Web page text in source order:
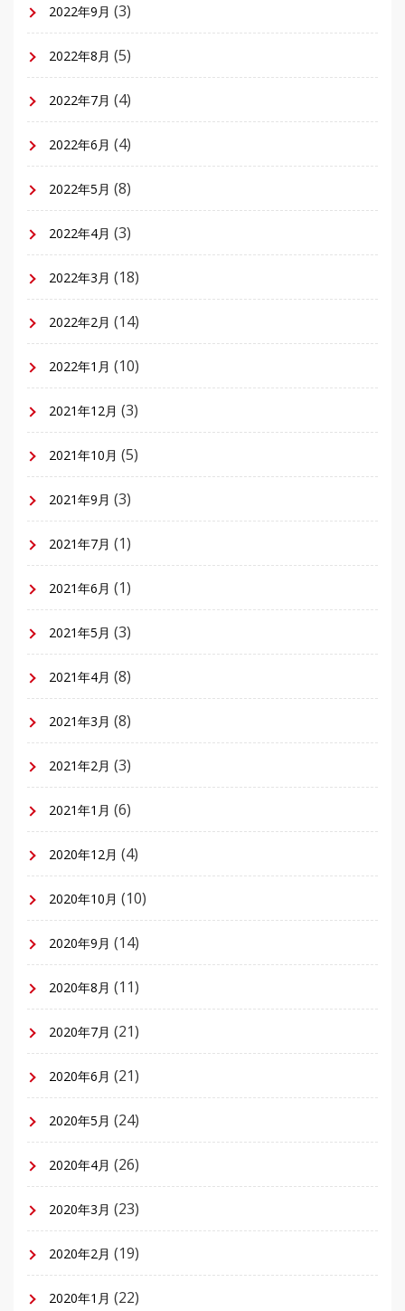
2022年9月 (3)
2022年8月 (5)
2022年7月 (4)
2022年6月 (4)
2022年5月 (8)
2022年4月 (3)
2022年3月 (18)
2022年2月 (14)
2022年1月 (10)
2021年12月 (3)
2021年10月 (5)
2021年9月 (3)
2021年7月 (1)
2021年6月 (1)
2021年5月 (3)
2021年4月 (8)
2021年3月 (8)
2021年2月 (3)
2021年1月 (6)
2020年12月 (4)
2020年10月 (10)
2020年9月 (14)
2020年8月 (11)
2020年7月 (21)
2020年6月 (21)
2020年5月 (24)
2020年4月 (26)
2020年3月 (23)
2020年2月 (19)
2020年1月 (22)